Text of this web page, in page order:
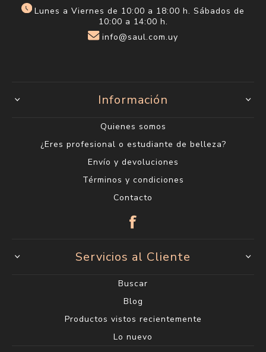
Lunes a Viernes de 10:00 a 18:00 h. Sábados de
10:00 a 14:00 h.
info@saul.com.uy
Información
Quienes somos
¿Eres profesional o estudiante de belleza?
Envío y devoluciones
Términos y condiciones
Contacto
Servicios al Cliente
Buscar
Blog
Productos vistos recientemente
Lo nuevo